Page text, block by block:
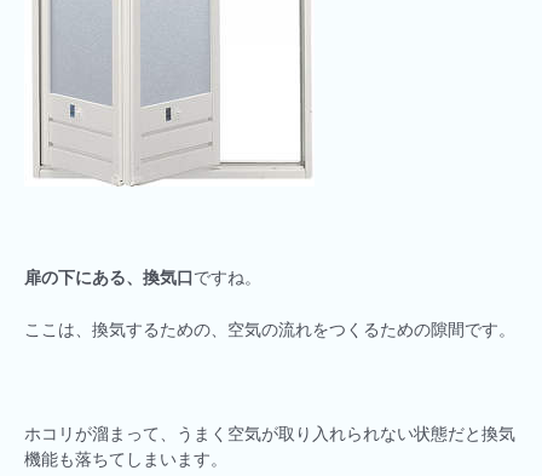
扉の下にある、換気口 ですね。
ここは、換気するための、空気の流れをつくるための隙間です。
ホコリが溜まって、うまく空気が取り入れられない状態だと換気
機能も落ちてしまいます。